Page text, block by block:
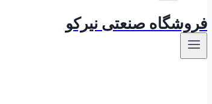
فروشگاه صنعتی نیرکو